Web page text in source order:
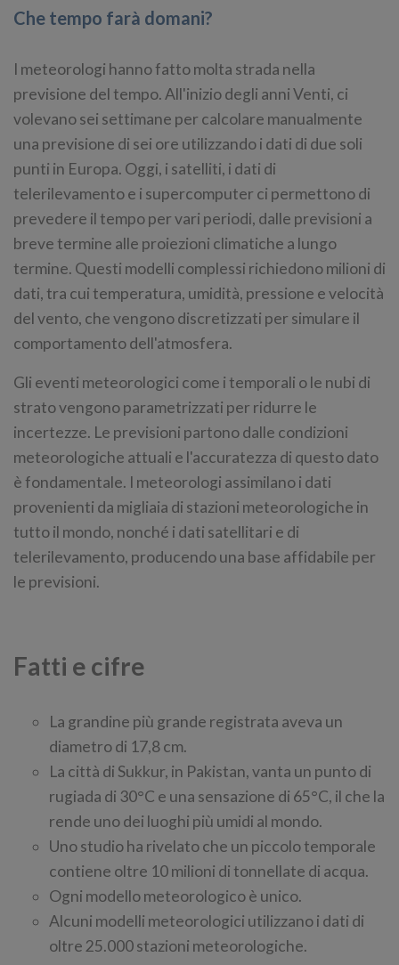
Che tempo farà domani?
I meteorologi hanno fatto molta strada nella
previsione del tempo. All'inizio degli anni Venti, ci
volevano sei settimane per calcolare manualmente
una previsione di sei ore utilizzando i dati di due soli
punti in Europa. Oggi, i satelliti, i dati di
telerilevamento e i supercomputer ci permettono di
prevedere il tempo per vari periodi, dalle previsioni a
breve termine alle proiezioni climatiche a lungo
termine. Questi modelli complessi richiedono milioni di
dati, tra cui temperatura, umidità, pressione e velocità
del vento, che vengono discretizzati per simulare il
comportamento dell'atmosfera.
Gli eventi meteorologici come i temporali o le nubi di
strato vengono parametrizzati per ridurre le
incertezze. Le previsioni partono dalle condizioni
meteorologiche attuali e l'accuratezza di questo dato
è fondamentale. I meteorologi assimilano i dati
provenienti da migliaia di stazioni meteorologiche in
tutto il mondo, nonché i dati satellitari e di
telerilevamento, producendo una base affidabile per
le previsioni.
Fatti e cifre
La grandine più grande registrata aveva un
diametro di 17,8 cm.
La città di Sukkur, in Pakistan, vanta un punto di
rugiada di 30°C e una sensazione di 65°C, il che la
rende uno dei luoghi più umidi al mondo.
Uno studio ha rivelato che un piccolo temporale
contiene oltre 10 milioni di tonnellate di acqua.
Ogni modello meteorologico è unico.
Alcuni modelli meteorologici utilizzano i dati di
oltre 25.000 stazioni meteorologiche.